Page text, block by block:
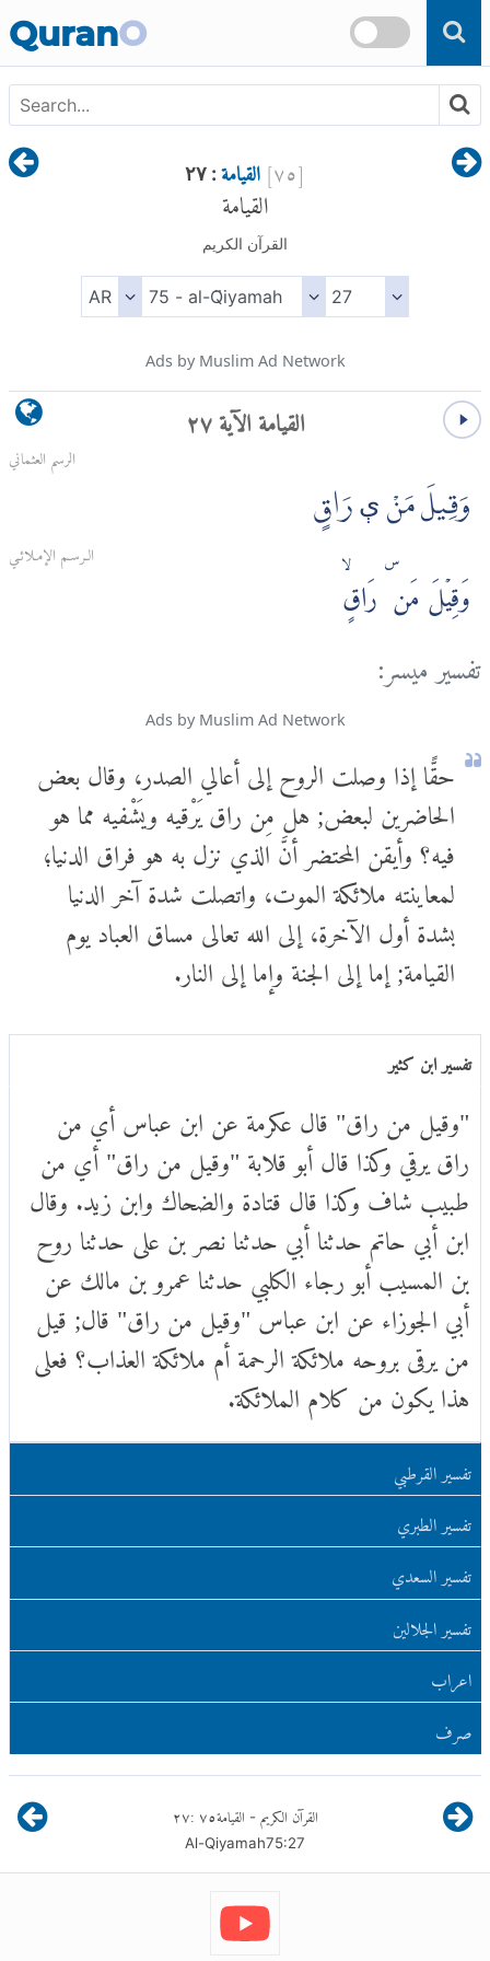
Skip to main content
QuranO
[٧٥]القيامة : ٢٧ القيامة
القرآن الكريم
Ads by Muslim Ad Network
القيامة الآية ٢٧
الرسم العثماني
وَقِيلَ مَنْ ې رَاقٍ
الـرسـم الإمـلائـي
وَقِيۡلَ مَن ۜ رَاقٍۙ
تفسير ميسر:
Ads by Muslim Ad Network
حقًّا إذا وصلت الروح إلى أعالي الصدر، وقال بعض
الحاضرين لبعض; هل مِن راق يَرْقيه ويَشْفيه مما هو
فيه؟ وأيقن المحتضر أنَّ الذي نزل به هو فراق الدنيا؛
لمعاينته ملائكة الموت، واتصلت شدة آخر الدنيا
بشدة أول الآخرة، إلى الله تعالى مساق العباد يوم
القيامة; إما إلى الجنة وإما إلى النار.
تفسير ابن كثير
"وقيل من راق" قال عكرمة عن ابن عباس أي من
راق يرقي وكذا قال أبو قلابة "وقيل من راق" أي من
طبيب شاف وكذا قال قتادة والضحاك وابن زيد. وقال
ابن أبي حاتم حدثنا أبي حدثنا نصر بن على حدثنا روح
بن المسيب أبو رجاء الكلبي حدثنا عمرو بن مالك عن
أبي الجوزاء عن ابن عباس "وقيل من راق" قال; قيل
من يرقى بروحه ملائكة الرحمة أم ملائكة العذاب؟ فعلى
هذا يكون من كلام الملائكة.
تفسير القرطبي
تفسير الطبري
تفسير السعدي
تفسير الجلالين
اعراب
صرف
القرآن الكريم - القيامة٧٥:٢٧
Al-Qiyamah75:27